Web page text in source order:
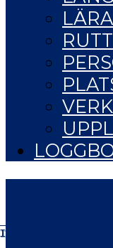
LÄRA
OF